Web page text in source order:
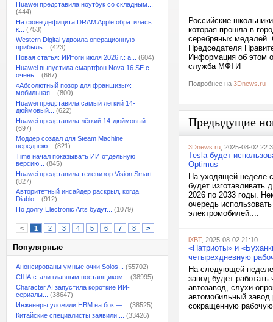
Huawei представила ноутбук со складным...
(444)
На фоне дефицита DRAM Apple обратилась
к...
(753)
Western Digital удвоила операционную
прибыль...
(423)
Новая статья: ИИтоги июля 2026 г.: а...
(604)
Huawei выпустила смартфон Nova 16 SE с
очень...
(667)
«Абсолютный позор для франшизы»:
мобильная...
(800)
Huawei представила самый лёгкий 14-
дюймовый...
(622)
Huawei представила лёгкий 14-дюймовый...
(697)
Моддер создал для Steam Machine
переднюю...
(821)
Time начал показывать ИИ отдельную
версию...
(845)
Huawei представила телевизор Vision Smart...
(827)
Авторитетный инсайдер раскрыл, когда
Diablo...
(912)
По долгу Electronic Arts будут...
(1079)
< 1 2 3 4 5 6 7 8 >
Популярные
Анонсированы умные очки Solos...
(55702)
США стали главным поставщиком...
(38995)
Character.AI запустила короткие ИИ-
сериалы...
(38647)
Инженеры уложили HBM на бок —...
(38525)
Китайские специалисты заявили,...
(33426)
Российские
которая прошла в
серебряных медалей.
Председателя
Информация об этом
служба МФТИ
Подробнее на 3Dnews.ru
Предыдущие
3Dnews.ru , 2025-08-02
Tesla будет
Optimus
На уходящей неделе
будет изготавливать
2026 по 2033 годы.
очередь
электромобилей....
iXBT, 2025-08-02 21:10
«Патриоты» и
четырехдневную
На следующей неделе
завод будет
автозавод, слухи
автомобильный
сокращенную